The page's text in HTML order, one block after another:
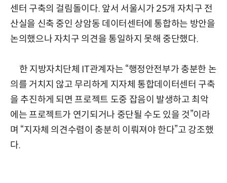
센터 구축의 걸림돌이다. 앞서 서울시가 25개 자치구 전
산실을 신축 중인 상암동 데이터센터에 통합하는 방안을
논의했으나 자치구 의견을 통일하지 못해 중단했다.
한 지방자치단체 IT관계자는 “행정안전부가 충분한 논
의를 거치지 않고 무리하게 지자체 통합데이터센터 구축
을 추진하게 되면 프로젝트 도중 잡음이 발생하고 최악
에는 프로젝트가 연기되거나 중단될 수도 있을 것”이라
며 “지자체 의견수렴이 충분히 이뤄져야 한다”고 강조했
다.